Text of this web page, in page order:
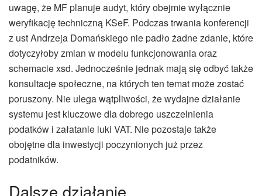
uwagę, że MF planuje audyt, który obejmie wyłącznie
weryfikację techniczną KSeF. Podczas trwania konferencji
z ust Andrzeja Domańskiego nie padło żadne zdanie, które
dotyczyłoby zmian w modelu funkcjonowania oraz
schemacie xsd. Jednocześnie jednak mają się odbyć także
konsultacje społeczne, na których ten temat może zostać
poruszony. Nie ulega wątpliwości, że wydajne działanie
systemu jest kluczowe dla dobrego uszczelnienia
podatków i załatanie luki VAT. Nie pozostaje także
obojętne dla inwestycji poczynionych już przez
podatników.
Dalsze działanie